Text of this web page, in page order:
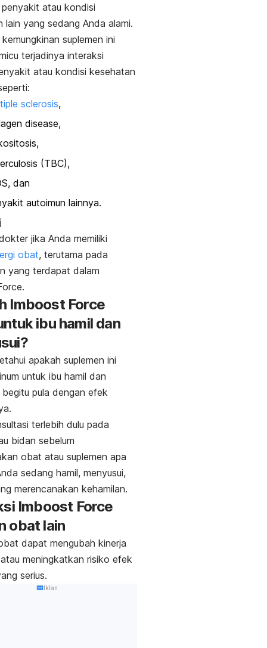
penyakit atau kondisi
lain yang sedang Anda alami.
suplemen ini
terjadinya interaksi
atau kondisi kesehatan
sclerosis,
disease,
(TBC),
dan
autoimun lainnya.
jika Anda memiliki
obat, terutama pada
yang terdapat dalam
Imboost Force
ibu hamil dan
apakah suplemen ini
untuk ibu hamil dan
begitu pula dengan efek
terlebih dulu pada
bidan sebelum
obat atau suplemen apa
sedang hamil, menyusui,
merencanakan kehamilan.
Imboost Force
obat lain
dapat mengubah kinerja
meningkatkan risiko efek
serius.
Iklan